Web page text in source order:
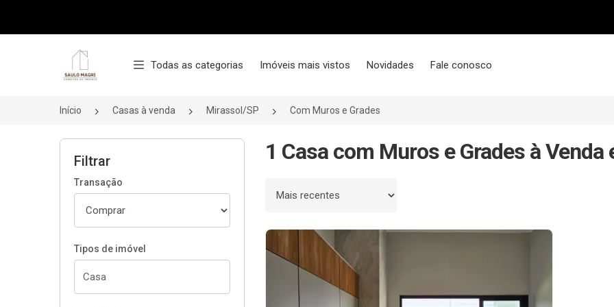
Página inicial
Todas as categorias Imóveis mais vistos Novidades Fale conosco
Início Casas à venda Mirassol/SP Com Muros e Grades
Filtrar
Transação
Tipos de imóvel
1 Casa com Muros e Grades à
Ordenar por